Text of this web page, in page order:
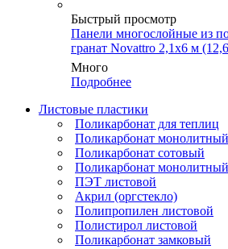
Быстрый просмотр
Панели многослойные из
гранат Novattro 2,1х6 м
Много
Подробнее
Листовые пластики
Поликарбонат для теплиц
Поликарбонат
Поликарбонат сотовый
Поликарбонат монолитный
ПЭТ листовой
Акрил (оргстекло)
Полипропилен листовой
Полистирол листовой
Поликарбонат замковый